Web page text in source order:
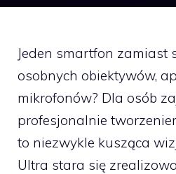
Jeden smartfon zamiast
osobnych obiektywów,
mikrofonów? Dla osób
profesjonalnie
to niezwykle kusząca
Ultra stara się